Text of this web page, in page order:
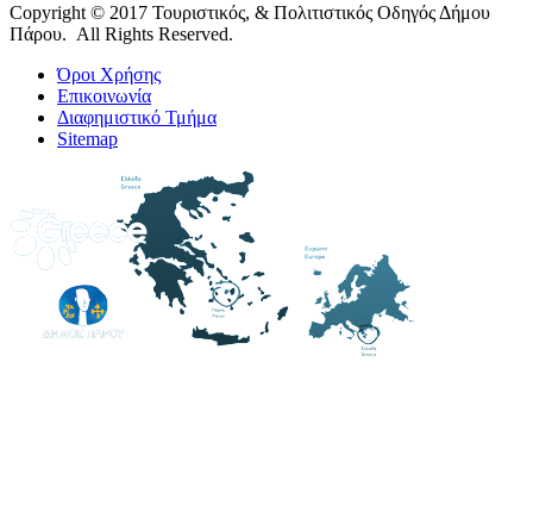
Copyright © 2017 Τουριστικός, & Πολιτιστικός Οδηγός Δήμου
Πάρου. All Rights Reserved.
Όροι Χρήσης
Επικοινωνία
Διαφημιστικό Τμήμα
Sitemap